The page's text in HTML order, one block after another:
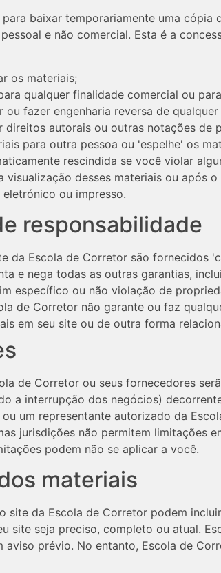
baixar temporariamente uma
e não comercial. Esta é a
os materiais;
qualquer finalidade comercial ou
ou fazer engenharia reversa de
direitos autorais ou outras notações de
para outra pessoa ou 'espelhe' os
rescindida se você violar
visualização desses materiais ou após
ou impresso.
responsabilidade
da Escola de Corretor são fornecidos
e nega todas as outras garantias,
específico ou não violação de
de Corretor não garante ou faz
em seu site ou de outra forma
de Corretor ou seus fornecedores
a interrupção dos negócios)
um representante autorizado da
jurisdições não permitem limitações
podem não se aplicar a você.
materiais
site da Escola de Corretor podem
site seja preciso, completo ou atual.
aviso prévio. No entanto, Escola de